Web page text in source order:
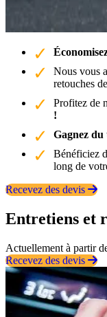
Nous vous
retouches
Profitez de
!
Gagnez du
Bénéficiez
long de
Recevez des devis
Entretiens et
Actuellement à partir
Recevez des devis